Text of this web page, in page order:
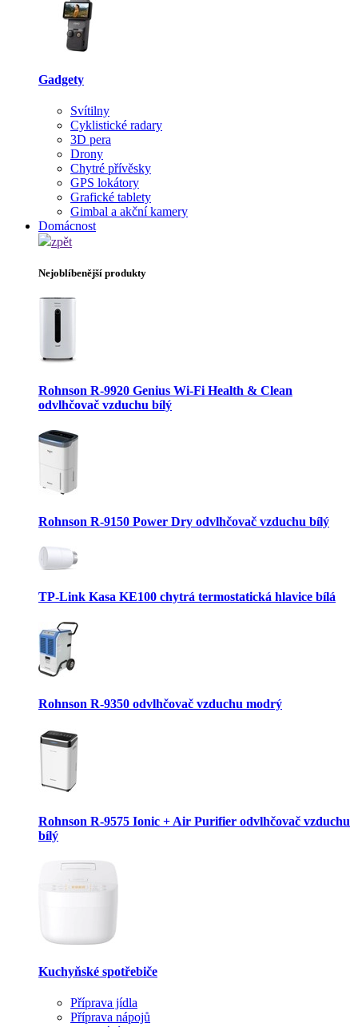
Gadgety
Svítilny
Cyklistické radary
3D pera
Drony
Chytré přívěsky
GPS lokátory
Grafické tablety
Gimbal a akční kamery
Domácnost
zpět
Nejoblíbenější produkty
Rohnson R-9920 Genius Wi-Fi Health & Clean
odvlhčovač vzduchu bílý
Rohnson R-9150 Power Dry odvlhčovač vzduchu bílý
TP-Link Kasa KE100 chytrá termostatická hlavice bílá
Rohnson R-9350 odvlhčovač vzduchu modrý
Rohnson R-9575 Ionic + Air Purifier odvlhčovač vzduchu
bílý
Kuchyňské spotřebiče
Příprava jídla
Příprava nápojů